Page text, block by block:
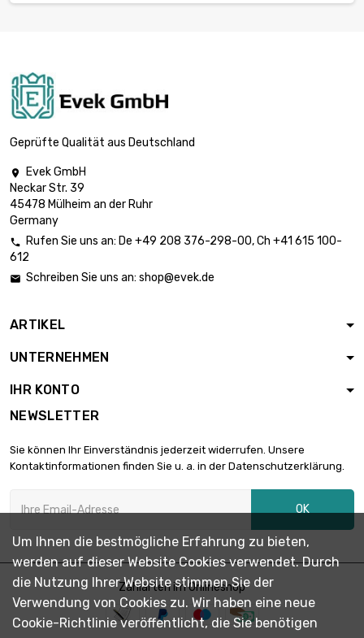
Geprüfte Qualität aus Deutschland

Evek GmbH
Neckar Str. 39
45478 Mülheim an der Ruhr
Germany
 Rufen Sie uns an: De +49 208 376-298-00, Ch +41 615 100-
612
 Schreiben Sie uns an: shop@evek.de
ARTIKEL
UNTERNEHMEN
IHR KONTO
NEWSLETTER
Sie können Ihr Einverständnis jederzeit widerrufen. Unsere
Kontaktinformationen finden Sie u. a. in der Datenschutzerklärung.
OK
Zahlarten im Onlineshop
Um Ihnen die bestmögliche Erfahrung zu bieten,
werden auf dieser Website Cookies verwendet. Durch
die Nutzung Ihrer Website stimmen Sie der
Verwendung von Cookies zu. Wir haben eine neue
Cookie-Richtlinie veröffentlicht, die Sie benötigen